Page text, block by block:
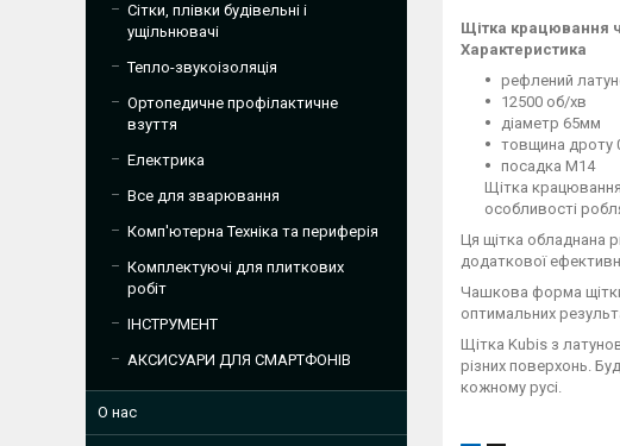
Щітка крацювання
Характеристика
рефлений
12500 об/хв
діаметр 65мм
товщина дроту
посадка М14
Щітка
особливості
Ця щітка обладнана
додаткової
Чашкова форма
оптимальних
Щітка Kubis з
різних поверхонь.
кожному русі.
Сітки, плівки будівельні і
ущільнювачі
Тепло-звукоізоляція
Ортопедичне профілактичне
взуття
Електрика
Все для зварювання
Комп'ютерна Техніка та периферія
Комплектуючі для плиткових
робіт
ІНСТРУМЕНТ
АКСИСУАРИ ДЛЯ СМАРТФОНІВ
О нас